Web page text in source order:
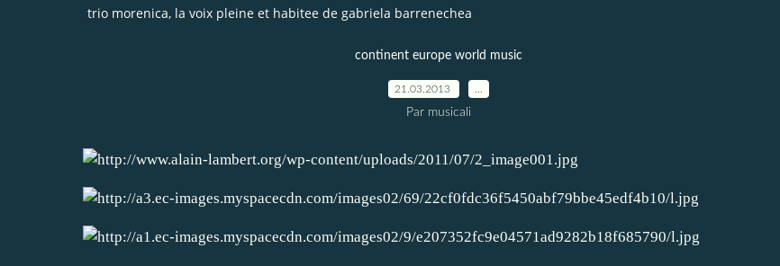
trio morenica, la voix pleine et habitee de gabriela barrenechea
continent europe world music
21.03.2013
Par musicali